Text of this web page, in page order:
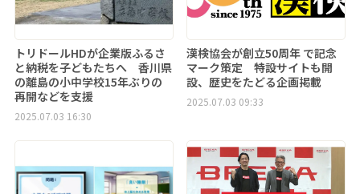
トリドールHDが企業版ふるさ
と納税を子どもたちへ 香川県
の離島の小中学校15年ぶりの
再開などを支援
2025.07.03 16:30
漢検協会が創立50周年 で記念
マーク策定 特設サイトも開
設、歴史をたどる企画掲載
2025.07.03 09:33